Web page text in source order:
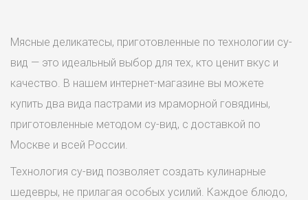
Мясные деликатесы, приготовленные по технологии су-
вид — это идеальный выбор для тех, кто ценит вкус и
качество. В нашем интернет-магазине вы можете
купить два вида пастрами из мраморной говядины,
приготовленные методом су-вид, с доставкой по
Москве и всей России.
Технология су-вид позволяет создать кулинарные
шедевры, не прилагая особых усилий. Каждое блюдо,